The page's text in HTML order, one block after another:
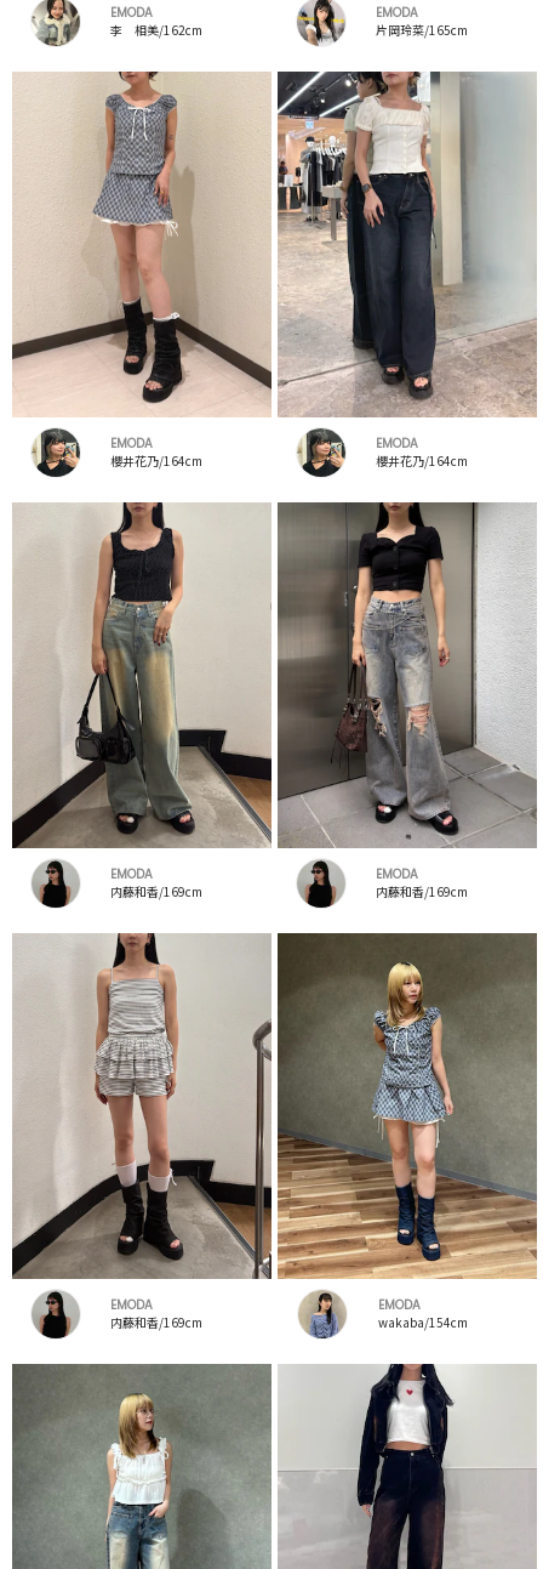
EMODA
李 相美/162cm
EMODA
片岡玲菜/165cm
EMODA
櫻井花乃/164cm
EMODA
櫻井花乃/164cm
EMODA
内藤和香/169cm
EMODA
内藤和香/169cm
EMODA
内藤和香/169cm
EMODA
wakaba/154cm